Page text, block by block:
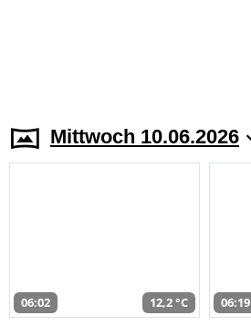
Mittwoch 10.06.2026
06:02 12,2 °C 06:19